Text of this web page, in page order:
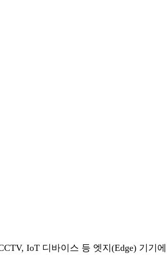
IoT 디바이스 등 엣지(Edge) 기기에